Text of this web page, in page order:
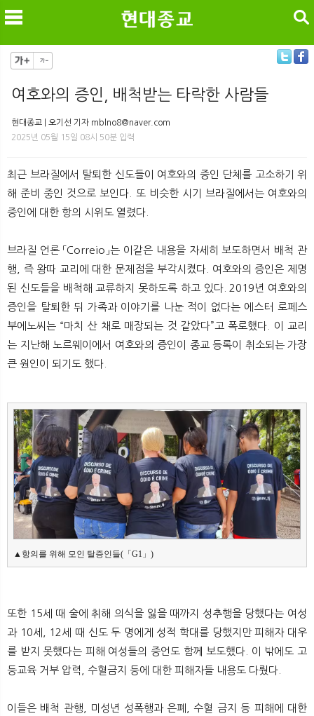
뉴 색
검색
여호와의 증인, 배척받는 타락한 사람들
현대종교 | 오기선 기자 mblno8@naver.com
2025년 05월 15일 08시 50분 입력
최근 브라질에서 탈퇴한 신도들이 여호와의 증인 단체를 고소하기 위
해 준비 중인 것으로 보인다. 또 비슷한 시기 브라질에서는 여호와의
증인에 대한 항의 시위도 열렸다.
브라질 언론 「Correio」는 이같은 내용을 자세히 보도하면서 배척 관
행, 즉 왕따 교리에 대한 문제점을 부각시켰다. 여호와의 증인은 제명
된 신도들을 배척해 교류하지 못하도록 하고 있다. 2019년 여호와의
증인을 탈퇴한 뒤 가족과 이야기를 나눈 적이 없다는 에스터 로페스
부에노씨는 “마치 산 채로 매장되는 것 같았다”고 폭로했다. 이 교리
는 지난해 노르웨이에서 여호와의 증인이 종교 등록이 취소되는 가장
큰 원인이 되기도 했다.
▲항의를 위해 모인 탈증인들(「G1」)
또한 15세 때 술에 취해 의식을 잃을 때까지 성추행을 당했다는 여성
과 10세, 12세 때 신도 두 명에게 성적 학대를 당했지만 피해자 대우
를 받지 못했다는 피해 여성들의 증언도 함께 보도했다. 이 밖에도 고
등교육 거부 압력, 수혈금지 등에 대한 피해자들 내용도 다뤘다.
이들은 배척 관행, 미성년 성폭행과 은폐, 수혈 금지 등 피해에 대한